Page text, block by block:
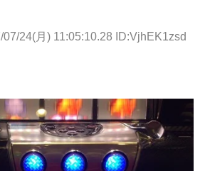
07/24(月) 11:05:10.28 ID:VjhEK1zsd